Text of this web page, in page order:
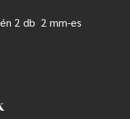
2 db 2 mm-es